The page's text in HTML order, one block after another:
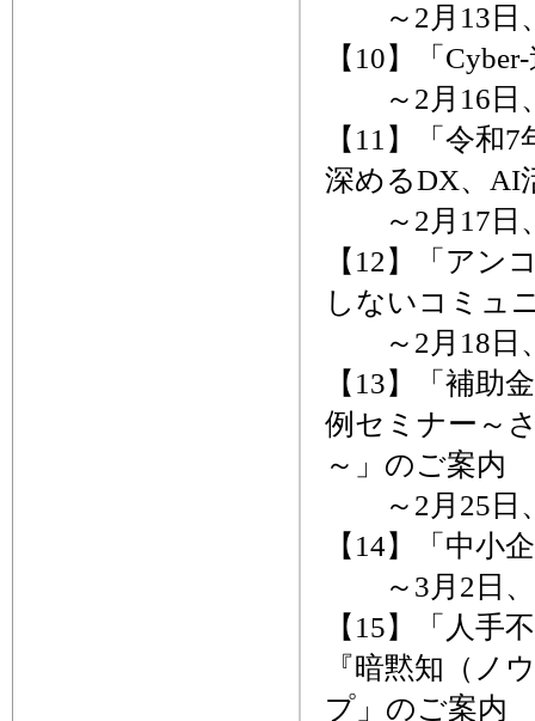
～2月13日、
【10】「
～2月16日、
【11】「令和
深めるDX、AI
～2月17日
【12】「アン
しないコミュ
～2月18日、
【13】「補助
例セミナー～
～」のご案内
～2月25日、
【14】「中小
～3月2日、
【15】「人手
『暗黙知（ノ
プ」のご案内